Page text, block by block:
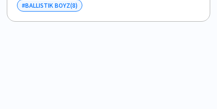
#BALLISTIK BOYZ(8)